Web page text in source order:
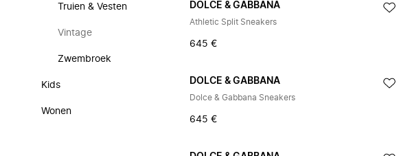
Truien & Vesten
Vintage
Zwembroek
Kids
Wonen
DOLCE & GABBANA
Athletic Split Sneakers
645 €
DOLCE & GABBANA
Dolce & Gabbana Sneakers
645 €